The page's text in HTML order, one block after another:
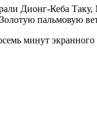
Дионг-Кеба
пальмовую
минут